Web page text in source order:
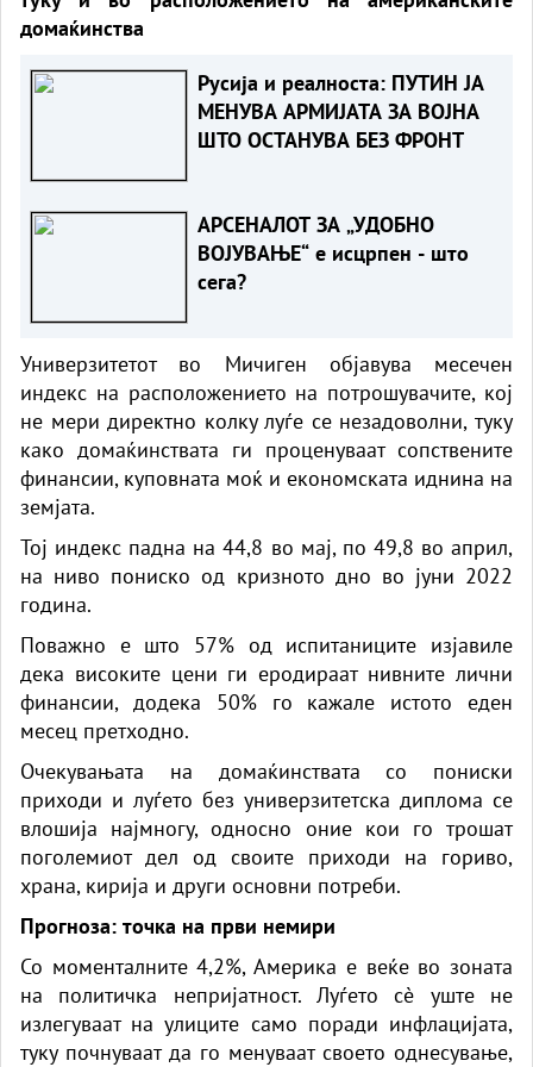
домаќинства
Русија и реалноста: ПУТИН ЈА
МЕНУВА АРМИЈАТА ЗА ВОЈНА
ШТО ОСТАНУВА БЕЗ ФРОНТ
АРСЕНАЛОТ ЗА „УДОБНО
ВОЈУВАЊЕ“ е исцрпен - што
сега?
Универзитетот во Мичиген објавува месечен
индекс на расположението на потрошувачите, кој
не мери директно колку луѓе се незадоволни, туку
како домаќинствата ги проценуваат сопствените
финансии, куповната моќ и економската иднина на
земјата.
Тој индекс падна на 44,8 во мај, по 49,8 во април,
на ниво пониско од кризното дно во јуни 2022
година.
Поважно е што 57% од испитаниците изјавиле
дека високите цени ги еродираат нивните лични
финансии, додека 50% го кажале истото еден
месец претходно.
Очекувањата на домаќинствата со пониски
приходи и луѓето без универзитетска диплома се
влошија најмногу, односно оние кои го трошат
поголемиот дел од своите приходи на гориво,
храна, кирија и други основни потреби.
Прогноза: точка на први немири
Со моменталните 4,2%, Америка е веќе во зоната
на политичка непријатност. Луѓето сè уште не
излегуваат на улиците само поради инфлацијата,
туку почнуваат да го менуваат своето однесување,